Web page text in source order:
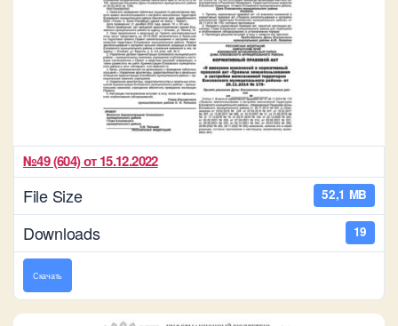
№49 (604) от 15.12.2022
File Size 52,1 MB
Downloads 19
Скачать